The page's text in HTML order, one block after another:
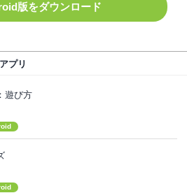
版をダウンロード
プリ
遊び方